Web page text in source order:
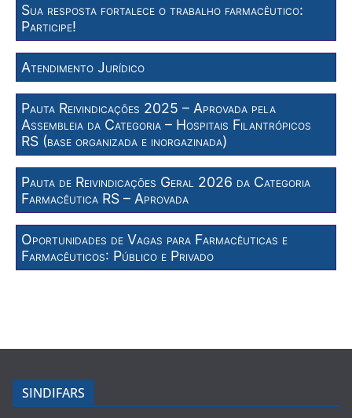
Sua resposta fortalece o trabalho farmacêutico:
Participe!
Atendimento Jurídico
Pauta Reivindicações 2025 – Aprovada pela
Assembleia da Categoria – Hospitais Filantrópicos
RS (base organizada e inorgazinada)
Pauta de Reivindicações Geral 2026 da Categoria
Farmacêutica RS – Aprovada
Oportunidades de Vagas para Farmacêuticas e
Farmacêuticos: Público e Privado
SINDIFARS